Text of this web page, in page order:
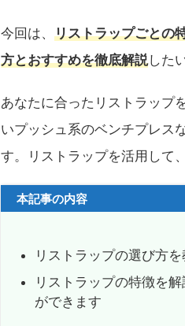
今回は、 リストラップごとの
方とおすすめを徹底解説した
あなたに合ったリストラップ
いプッシュ系のベンチプレス
す。リストラップを活用して
本記事の内容
リストラップの選び方を
リストラップの特徴を
ができます